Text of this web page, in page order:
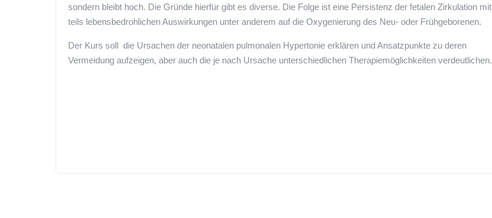
sondern bleibt hoch. Die Gründe hierfür gibt es diverse. Die Folge ist eine Persistenz der fetalen Zirkulation mit
teils lebensbedrohlichen Auswirkungen unter anderem auf die Oxygenierung des Neu- oder Frühgeborenen.
Der Kurs soll die Ursachen der neonatalen pulmonalen Hypertonie erklären und Ansatzpunkte zu deren
Vermeidung aufzeigen, aber auch die je nach Ursache unterschiedlichen Therapiemöglichkeiten verdeutlichen.